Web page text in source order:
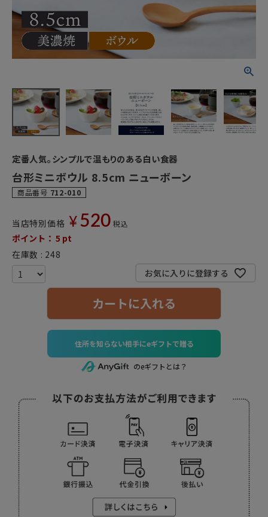
定番人気。シンプルで温もりのある白い食器
台形ミニボウル 8.5cm ニューボーン
商品番号 712-010
当店特別価格 ¥ 520 税込
ポイント： 5 pt
在庫数
248
お気に入りに登録する
カートに入れる
住所を知らない相手にeギフトで贈る
のeギフトとは？